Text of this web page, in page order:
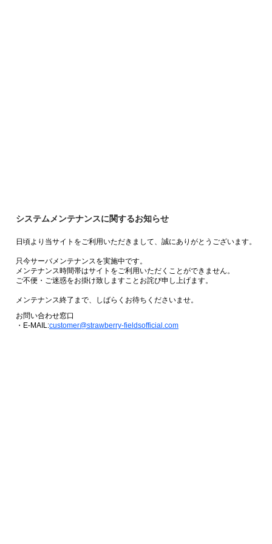
システムメンテナンスに関するお知らせ
日頃より当サイトをご利用いただきまして、誠にありがとうございます。
只今サーバメンテナンスを実施中です。
メンテナンス時間帯はサイトをご利用いただくことができません。
ご不便・ご迷惑をお掛け致しますことお詫び申し上げます。
メンテナンス終了まで、しばらくお待ちくださいませ。
お問い合わせ窓口
・E-MAIL:customer@strawberry-fieldsofficial.com